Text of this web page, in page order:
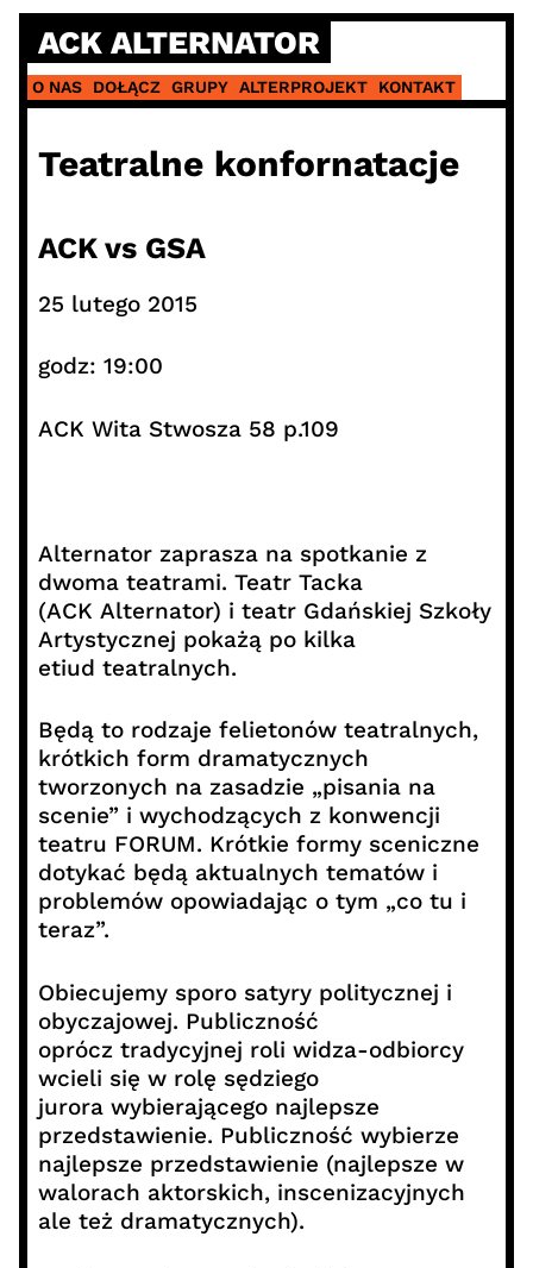
Skip
content
ACK ALTERNATOR
O NAS DOŁĄCZ GRUPY ALTERPROJEKT KONTAKT
Teatralne konfornatacje
ACK vs GSA
25 lutego 2015
godz: 19:00
ACK Wita Stwosza 58 p.109
Alternator zaprasza na spotkanie z
dwoma teatrami. Teatr Tacka
(ACK Alternator) i teatr Gdańskiej Szkoły
Artystycznej pokażą po kilka
etiud teatralnych.
Będą to rodzaje felietonów teatralnych,
krótkich form dramatycznych
tworzonych na zasadzie „pisania na
scenie” i wychodzących z konwencji
teatru FORUM. Krótkie formy sceniczne
dotykać będą aktualnych tematów i
problemów opowiadając o tym „co tu i
teraz”.
Obiecujemy sporo satyry politycznej i
obyczajowej. Publiczność
oprócz tradycyjnej roli widza-odbiorcy
wcieli się w rolę sędziego
jurora wybierającego najlepsze
przedstawienie. Publiczność wybierze
najlepsze przedstawienie (najlepsze w
walorach aktorskich, inscenizacyjnych
ale też dramatycznych).